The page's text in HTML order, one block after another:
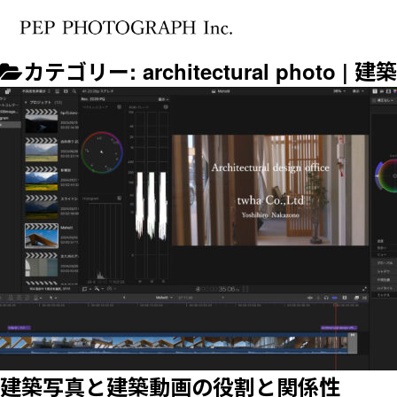
カテゴリー: architectural photo | 建
建築写真と建築動画の役割と関係性